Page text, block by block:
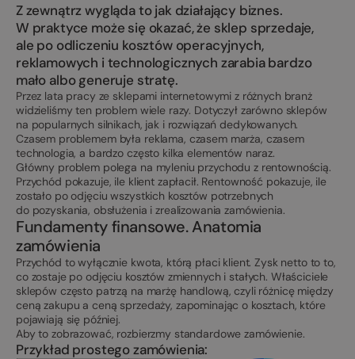
Z zewnątrz wygląda to jak działający biznes.
W praktyce może się okazać, że sklep sprzedaje,
ale po odliczeniu kosztów operacyjnych,
reklamowych i technologicznych zarabia bardzo
mało albo generuje stratę.
Przez lata pracy ze sklepami internetowymi z różnych branż
widzieliśmy ten problem wiele razy. Dotyczył zarówno sklepów
na popularnych silnikach, jak i rozwiązań dedykowanych.
Czasem problemem była reklama, czasem marża, czasem
technologia, a bardzo często kilka elementów naraz.
Główny problem polega na myleniu przychodu z rentownością.
Przychód pokazuje, ile klient zapłacił. Rentowność pokazuje, ile
zostało po odjęciu wszystkich kosztów potrzebnych
do pozyskania, obsłużenia i zrealizowania zamówienia.
Fundamenty finansowe. Anatomia
zamówienia
Przychód to wyłącznie kwota, którą płaci klient. Zysk netto to to,
co zostaje po odjęciu kosztów zmiennych i stałych. Właściciele
sklepów często patrzą na marżę handlową, czyli różnicę między
ceną zakupu a ceną sprzedaży, zapominając o kosztach, które
pojawiają się później.
Aby to zobrazować, rozbierzmy standardowe zamówienie.
Przykład prostego zamówienia: